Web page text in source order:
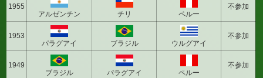
1955
アルゼンチン
チリ ペルー
不参加
1953
パラグアイ
ブラジル ウルグアイ
不参加
1949
ブラジル
パラグアイ ペルー
不参加